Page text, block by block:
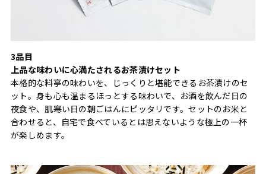
3品目
上品な味わいに心満たされるお茶漬けセット
本格的な料亭の味わいを、じっくりと堪能できるお茶漬けのセ
ット。身も心も温まるほっとする味わいで、お酒を飲んだ日の
夜食や、肌寒い日の朝ごはんにピッタリです。セットのお米と
合わせると、自宅で食べているとは思えないような極上の一杯
が楽しめます。